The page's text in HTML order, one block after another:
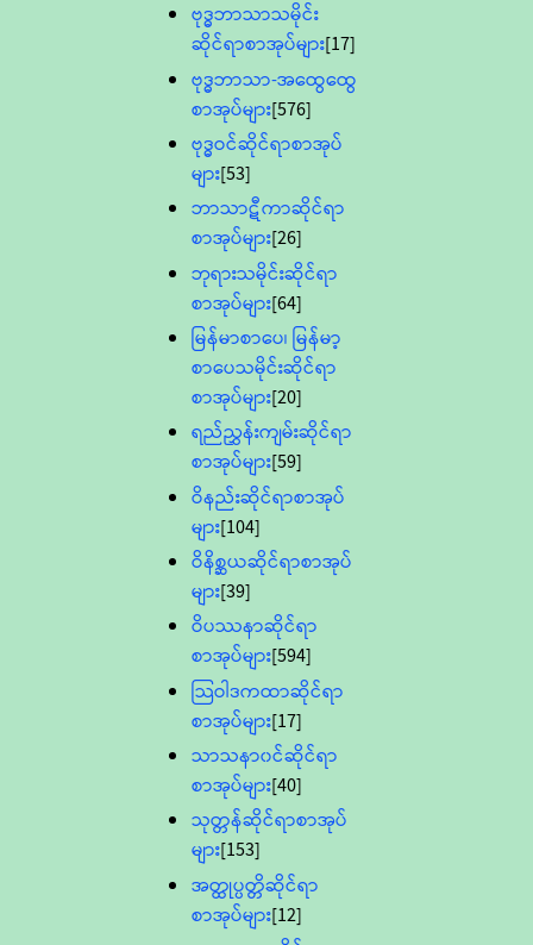
ဗုဒ္ဓဘာသာသမိုင်း
ဆိုင်ရာစာအုပ်များ[17]
ဗုဒ္ဓဘာသာ-အထွေထွေ
စာအုပ်များ[576]
ဗုဒ္ဓဝင်ဆိုင်ရာစာအုပ်
များ[53]
ဘာသာဋီကာဆိုင်ရာ
စာအုပ်များ[26]
ဘုရားသမိုင်းဆိုင်ရာ
စာအုပ်များ[64]
မြန်မာစာပေ၊ မြန်မာ့
စာပေသမိုင်းဆိုင်ရာ
စာအုပ်များ[20]
ရည်ညွှန်းကျမ်းဆိုင်ရာ
စာအုပ်များ[59]
ဝိနည်းဆိုင်ရာစာအုပ်
များ[104]
ဝိနိစ္ဆယဆိုင်ရာစာအုပ်
များ[39]
ဝိပဿနာဆိုင်ရာ
စာအုပ်များ[594]
သြဝါဒကထာဆိုင်ရာ
စာအုပ်များ[17]
သာသနာ၀င်ဆိုင်ရာ
စာအုပ်များ[40]
သုတ္တန်ဆိုင်ရာစာအုပ်
များ[153]
အတ္ထုပ္ပတ္တိဆိုင်ရာ
စာအုပ်များ[12]